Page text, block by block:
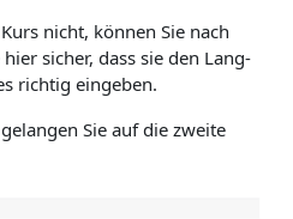
nicht, können Sie nach
sicher, dass sie den Lang-
richtig eingeben.
Sie auf die zweite